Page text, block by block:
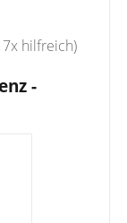
hilfreich)
-